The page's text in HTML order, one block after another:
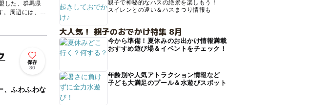
した、群馬県
。周辺には、広
保存
80
、ふわふわな
親子で神秘的なハスの絶景を楽しもう！
スイレンとの違い＆ハスまつり情報も
大人気！ 親子のおでかけ特集 8月
今から準備！夏休みのお出かけ情報満載
おすすめ遊び場＆イベントをチェック！
年齢別や人気アトラクション情報など
子ども大満足のプール＆水遊びスポット